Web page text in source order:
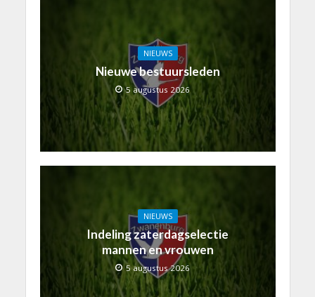
NIEUWS
Nieuwe bestuursleden
5 augustus 2026
NIEUWS
Indeling zaterdagselectie
mannen en vrouwen
5 augustus 2026